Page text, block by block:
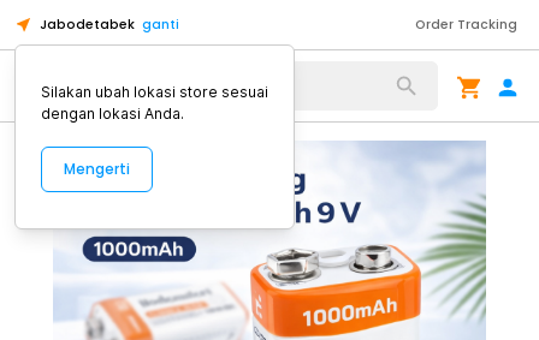
Jabodetabek ganti Order Tracking
Alat Kopi
Silakan ubah lokasi store sesuai
dengan lokasi Anda.
Mengerti